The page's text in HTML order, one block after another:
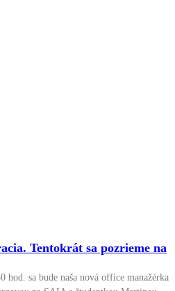
Tentokrát sa pozrieme na
hod. sa bude naša nová office manažérka